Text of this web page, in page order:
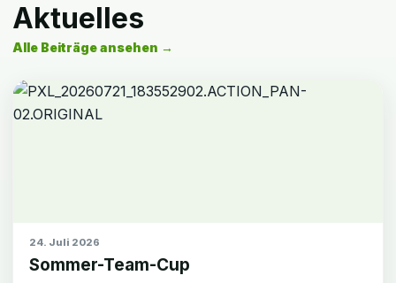
Aktuelles
Alle Beiträge ansehen →
24. Juli 2026
Sommer-Team-Cup